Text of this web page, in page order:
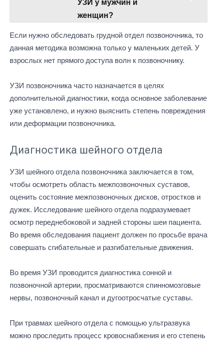
УЗИ у мужчин и
женщин?
Если нужно обследовать грудной отдел позвоночника, то
данная методика возможна только у маленьких детей. У
взрослых нет прямого доступа волн к позвоночнику.
УЗИ позвоночника часто назначается в целях
дополнительной диагностики, когда основное заболевание
уже установлено, и нужно выяснить степень повреждения
или деформации позвоночника.
Диагностика шейного отдела
УЗИ шейного отдела позвоночника заключается в том,
чтобы осмотреть область межпозвоночных суставов,
оценить состояние межпозвоночных дисков, отростков и
дужек. Исследование шейного отдела подразумевает
осмотр переднебоковой и задней стороны шеи пациента.
Во время обследования пациент должен по просьбе врача
совершать сгибательные и разгибательные движения.
Во время УЗИ проводится диагностика сонной и
позвоночной артерии, просматриваются спинномозговые
нервы, позвоночный канал и дугоотросчатые суставы.
При травмах шейного отдела с помощью ультразвука
можно проследить процесс кровоснабжения и его степень